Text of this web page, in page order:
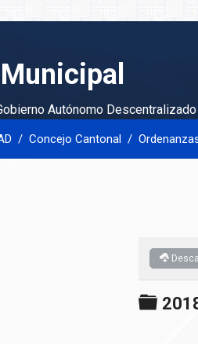
Autónomo
Concejo Cantonal